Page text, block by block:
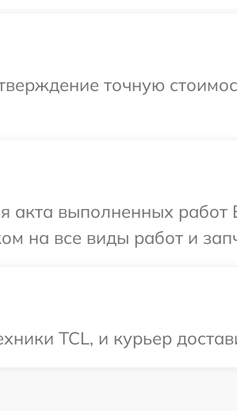
точную
акта выполненных
на все виды работ и
TCL, и курьер